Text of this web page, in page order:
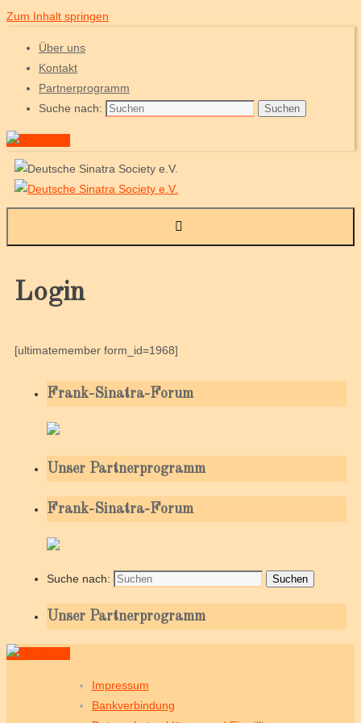
Zum Inhalt springen
Über uns
Kontakt
Partnerprogramm
Suche nach:
Suchen
Login
[ultimatemember form_id=1968]
Frank-Sinatra-Forum
Unser Partnerprogramm
Frank-Sinatra-Forum
Suche nach: Suchen
Unser Partnerprogramm
Impressum
Bankverbindung